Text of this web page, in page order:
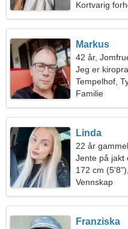
Kortvarig
Markus
42 år,
Jeg er
Tempelhof,
Familie
Linda
22 år
Jente på
172 cm
Vennskap
Franziska